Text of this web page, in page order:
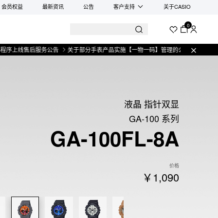
会员权益 最新资讯 公告 客户支持 关于CASIO
0
后服务公告 关于部分手表产品实施【一物一码】管理的公告 微信小程序上线
液晶 指针双显
GA-100 系列
GA-100FL-8A
价格
￥1,090